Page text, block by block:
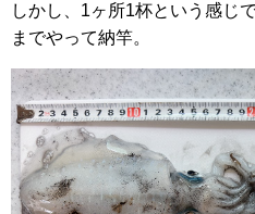
しかし、1ヶ所1杯という感じ
までやって納竿。